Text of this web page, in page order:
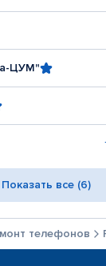
ЦУМ"
Показать все (6)
телефонов